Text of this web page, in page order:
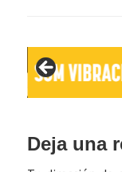
con
Deja una